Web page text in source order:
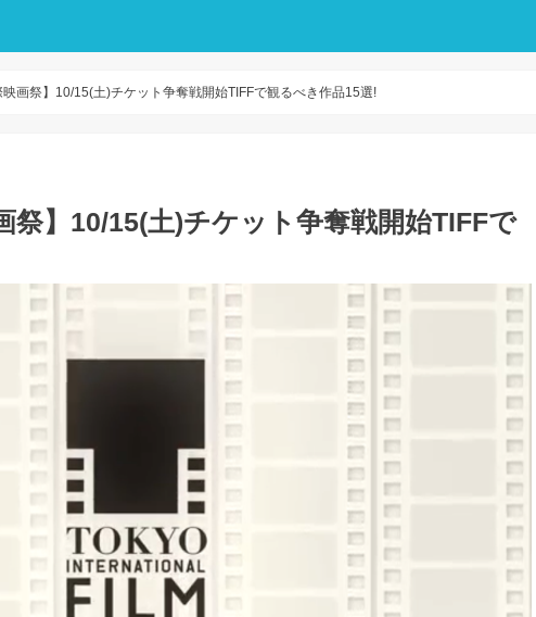
映画祭】10/15(土)チケット争奪戦開始TIFFで観るべき作品15選!
祭】10/15(土)チケット争奪戦開始TIFFで